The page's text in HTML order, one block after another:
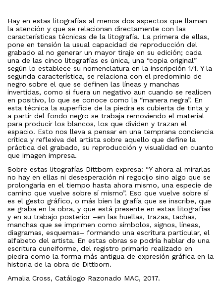
Hay en estas litografías al menos dos aspectos que llaman
la atención y que se relacionan directamente con las
características técnicas de la litografía. La primera de ellas,
pone en tensión la usual capacidad de reproducción del
grabado al no generar un mayor tiraje en su edición; cada
una de las cinco litografías es única, una “copia original”
según lo establece su nomenclatura en la inscripción 1/1. Y la
segunda característica, se relaciona con el predominio de
negro sobre el que se definen las líneas y manchas
invertidas, como si fuera un negativo aun cuando se realicen
en positivo, lo que se conoce como la “manera negra”. En
esta técnica la superficie de la piedra es cubierta de tinta y
a partir del fondo negro se trabaja removiendo el material
para producir los blancos, los que dividen y trazan el
espacio. Esto nos lleva a pensar en una temprana conciencia
crítica y reflexiva del artista sobre aquello que define la
práctica del grabado, su reproducción y visualidad en cuanto
que imagen impresa.
Sobre estas litografías Dittborn expresa: “Y ahora al mirarlas
no hay en ellas ni desesperación ni regocijo sino algo que se
prolongaría en el tiempo hasta ahora mismo, una especie de
camino que vuelve sobre sí mismo”. Eso que vuelve sobre sí
es el gesto gráfico, o más bien la grafía que se inscribe, que
se graba en la obra, y que está presente en estas litografías
y en su trabajo posterior –en las huellas, trazas, tachas,
manchas que se imprimen como símbolos, signos, líneas,
diagramas, esquemas– formando una escritura particular, el
alfabeto del artista. En estas obras se podría hablar de una
escritura cuneiforme, del registro primario realizado en
piedra como la forma más antigua de expresión gráfica en la
historia de la obra de Dittborn.
Amalia Cross, Catálogo Razonado MAC, 2017.